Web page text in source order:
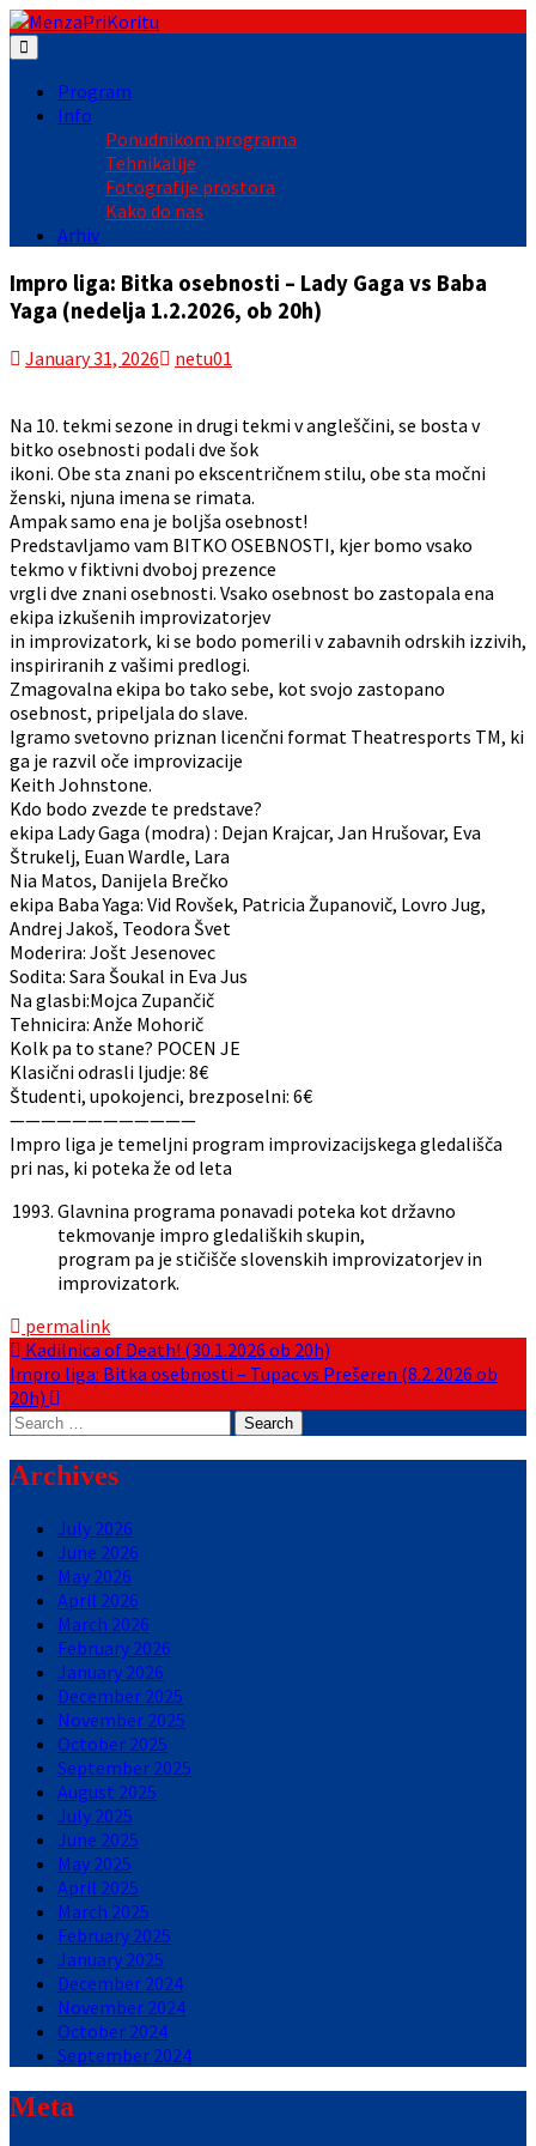
Skip
to
Program
Info
Ponudnikom programa
Tehnikalije
Fotografije prostora
Kako do nas
Arhiv
Impro liga: Bitka osebnosti – Lady Gaga vs Baba
Yaga (nedelja 1.2.2026, ob 20h)
January 31, 2026 netu01
Na 10. tekmi sezone in drugi tekmi v angleščini, se bosta v
bitko osebnosti podali dve šok
ikoni. Obe sta znani po ekscentričnem stilu, obe sta močni
ženski, njuna imena se rimata.
Ampak samo ena je boljša osebnost!
Predstavljamo vam BITKO OSEBNOSTI, kjer bomo vsako
tekmo v fiktivni dvoboj prezence
vrgli dve znani osebnosti. Vsako osebnost bo zastopala ena
ekipa izkušenih improvizatorjev
in improvizatork, ki se bodo pomerili v zabavnih odrskih izzivih,
inspiriranih z vašimi predlogi.
Zmagovalna ekipa bo tako sebe, kot svojo zastopano
osebnost, pripeljala do slave.
Igramo svetovno priznan licenčni format Theatresports TM, ki
ga je razvil oče improvizacije
Keith Johnstone.
Kdo bodo zvezde te predstave?
ekipa Lady Gaga (modra) : Dejan Krajcar, Jan Hrušovar, Eva
Štrukelj, Euan Wardle, Lara
Nia Matos, Danijela Brečko
ekipa Baba Yaga: Vid Rovšek, Patricia Županovič, Lovro Jug,
Andrej Jakoš, Teodora Švet
Moderira: Jošt Jesenovec
Sodita: Sara Šoukal in Eva Jus
Na glasbi:Mojca Zupančič
Tehnicira: Anže Mohorič
Kolk pa to stane? POCEN JE
Klasični odrasli ljudje: 8€
Študenti, upokojenci, brezposelni: 6€
————————————
Impro liga je temeljni program improvizacijskega gledališča
pri nas, ki poteka že od leta
Glavnina programa ponavadi poteka kot državno
tekmovanje impro gledaliških skupin,
program pa je stičišče slovenskih improvizatorjev in
improvizatork.
permalink
Post
navigation
Kadilnica of Death! (30.1.2026 ob 20h)
Impro liga: Bitka osebnosti – Tupac vs Prešeren (8.2.2026 ob
20h)
Search
Archives
July 2026
June 2026
May 2026
April 2026
March 2026
February 2026
January 2026
December 2025
November 2025
October 2025
September 2025
August 2025
July 2025
June 2025
May 2025
April 2025
March 2025
February 2025
January 2025
December 2024
November 2024
October 2024
September 2024
Meta